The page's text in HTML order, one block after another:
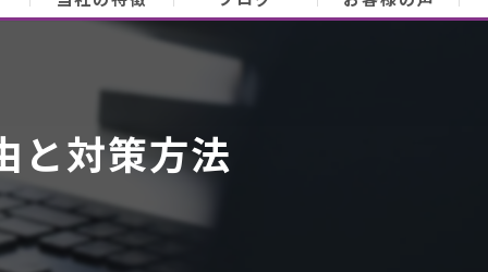
外壁
塗り替え
雨樋
ブログ
コラム
と対策方法